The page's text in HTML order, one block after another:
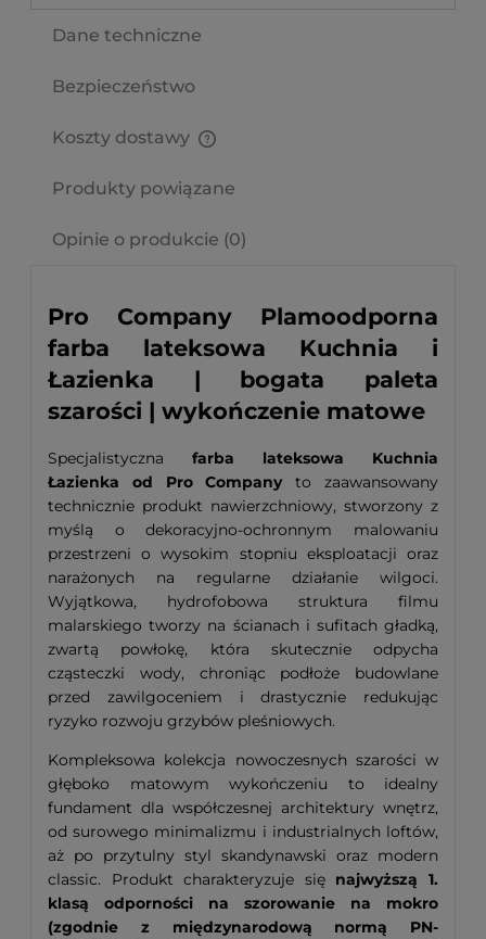
Dane techniczne
Bezpieczeństwo
Koszty dostawy
Produkty powiązane
Opinie o produkcie (0)
Pro Company Plamoodporna
farba lateksowa Kuchnia i
Łazienka | bogata paleta
szarości | wykończenie matowe
Specjalistyczna farba lateksowa Kuchnia
Łazienka od Pro Companyto zaawansowany
technicznie produkt nawierzchniowy, stworzony z
myślą o dekoracyjno-ochronnym malowaniu
przestrzeni o wysokim stopniu eksploatacji oraz
narażonych na regularne działanie wilgoci.
Wyjątkowa, hydrofobowa struktura filmu
malarskiego tworzy na ścianach i sufitach gładką,
zwartą powłokę, która skutecznie odpycha
cząsteczki wody, chroniąc podłoże budowlane
przed zawilgoceniem i drastycznie redukując
ryzyko rozwoju grzybów pleśniowych.
Kompleksowa kolekcja nowoczesnych szarości w
głęboko matowym wykończeniu to idealny
fundament dla współczesnej architektury wnętrz,
od surowego minimalizmu i industrialnych loftów,
aż po przytulny styl skandynawski oraz modern
classic. Produkt charakteryzuje się najwyższą 1.
klasą odporności na szorowanie na mokro
(zgodnie z międzynarodową normą PN-